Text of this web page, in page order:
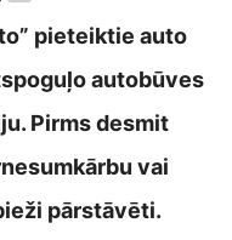
pieteiktie auto
autobūves
Pirms desmit
vai
pārstāvēti.